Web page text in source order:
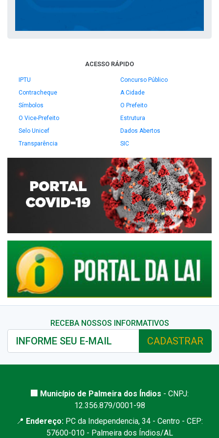
ACESSO RÁPIDO
IPTU
Concurso Público
Contracheque
A Cidade
Símbolos
O Prefeito
O Vice-Prefeito
Estrutura
Selo Unicef
Dados Abertos
Transparência
SIC
RECEBA NOSSOS INFORMATIVOS
CADASTRAR
🏢 Município de Palmeira dos Índios - CNPJ:
12.356.879/0001-98
📍 Endereço: PC da Independencia, 34 - Centro - CEP:
57600-010 - Palmeira dos Índios/AL